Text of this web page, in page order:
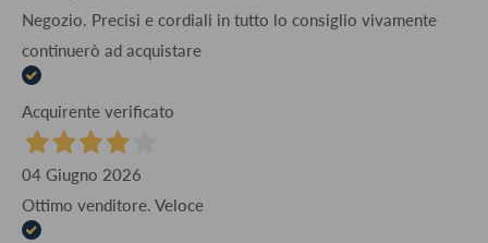
Negozio. Precisi e cordiali in tutto lo consiglio vivamente
continuerò ad acquistare
Acquirente verificato
04 Giugno 2026
Ottimo venditore. Veloce